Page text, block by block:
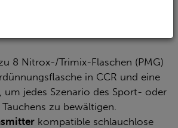
einem Tauchcomputer erwartest,
und dem Stil einer alltäglichen
8 Nitrox-/Trimix-Flaschen (PMG)
in CCR und eine
um jedes Szenario des Sport- oder
zu bewältigen.
kompatible schlauchlose